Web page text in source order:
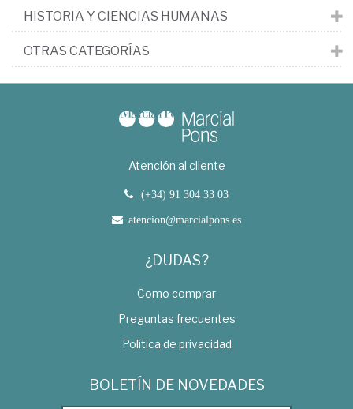
HISTORIA Y CIENCIAS HUMANAS
OTRAS CATEGORÍAS
Atención al cliente
(+34) 91 304 33 03
atencion@marcialpons.es
¿DUDAS?
Como comprar
Preguntas frecuentes
Política de privacidad
BOLETÍN DE NOVEDADES